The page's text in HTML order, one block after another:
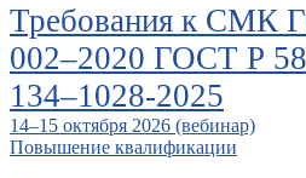
Требования к СМК
002–2020 ГОСТ Р
134–1028-2025
14–15 октября 2026 (вебинар)
Повышение квалификации